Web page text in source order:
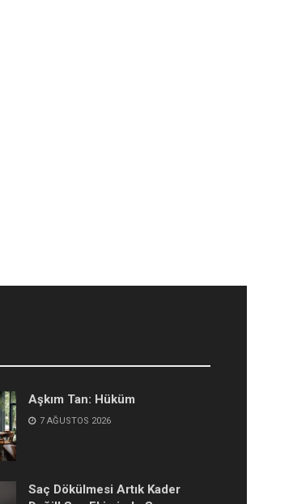
Aşkım Tan: Hüküm
7 AĞUSTOS 2026
Saç Dökülmesi Artık Kader